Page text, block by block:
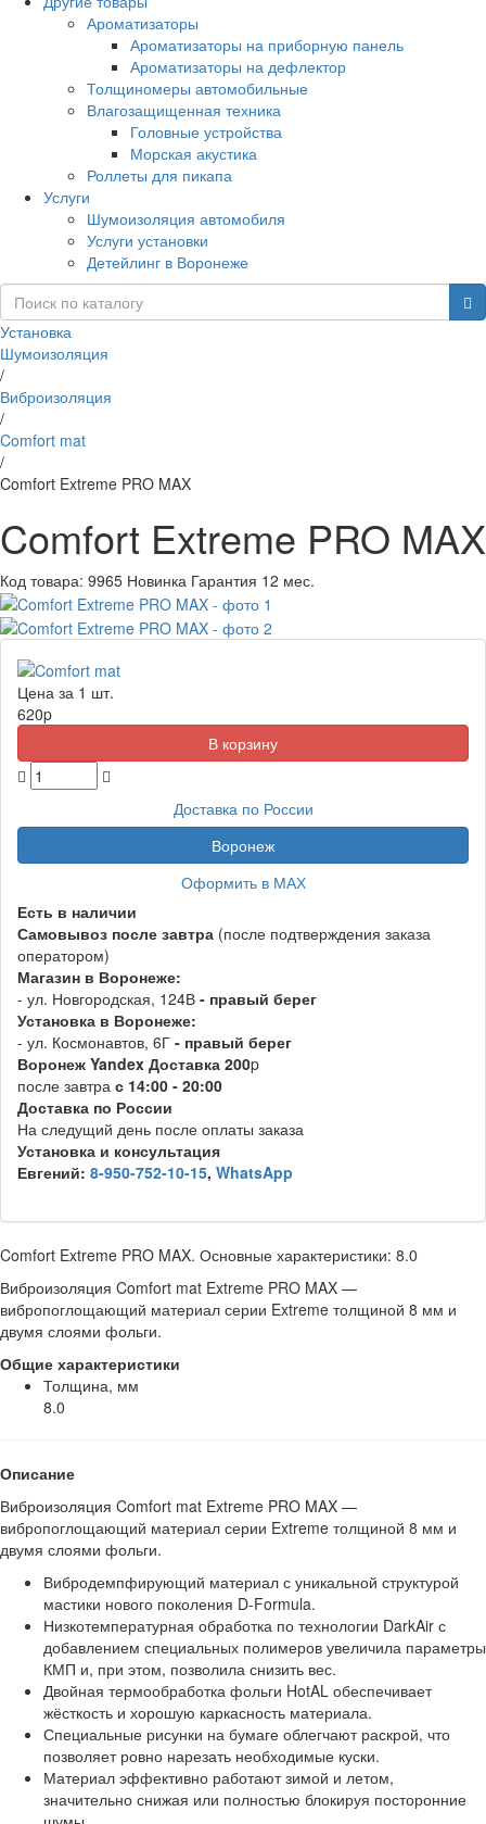
Ароматизаторы
Ароматизаторы на приборную панель
Ароматизаторы на дефлектор
Толщиномеры автомобильные
Влагозащищенная техника
Головные устройства
Морская акустика
Роллеты для пикапа
Услуги
Шумоизоляция автомобиля
Услуги установки
Детейлинг в Воронеже
Установка
Шумоизоляция
/
Виброизоляция
/
Comfort mat
/
Comfort Extreme PRO MAX
Comfort Extreme PRO MAX
Код товара: 9965 Новинка Гарантия 12 мес.
Цена за 1 шт.
620p
Доставка по России
Воронеж
Оформить в МАХ
Есть в наличии
Самовывоз после завтра (после подтверждения заказа
оператором)
Магазин в Воронеже:
- ул. Новгородская, 124В - правый берег
Установка в Воронеже:
- ул. Космонавтов, 6Г - правый берег
Воронеж Yandex Доставка 200p
после завтра с 14:00 - 20:00
Доставка по России
На следущий день после оплаты заказа
Установка и консультация
Евгений: 8-950-752-10-15, WhatsApp
Comfort Extreme PRO MAX. Основные характеристики: 8.0
Виброизоляция Comfort mat Extreme PRO MAX —
вибропоглощающий материал серии Extreme толщиной 8 мм и
двумя слоями фольги.
Общие характеристики
Толщина, мм
8.0
Описание
Виброизоляция Comfort mat Extreme PRO MAX —
вибропоглощающий материал серии Extreme толщиной 8 мм и
двумя слоями фольги.
Вибродемпфирующий материал с уникальной структурой
мастики нового поколения D-Formula.
Низкотемпературная обработка по технологии DarkAir с
добавлением специальных полимеров увеличила параметры
КМП и, при этом, позволила снизить вес.
Двойная термообработка фольги HotAL обеспечивает
жёсткость и хорошую каркасность материала.
Специальные рисунки на бумаге облегчают раскрой, что
позволяет ровно нарезать необходимые куски.
Материал эффективно работают зимой и летом,
значительно снижая или полностью блокируя посторонние